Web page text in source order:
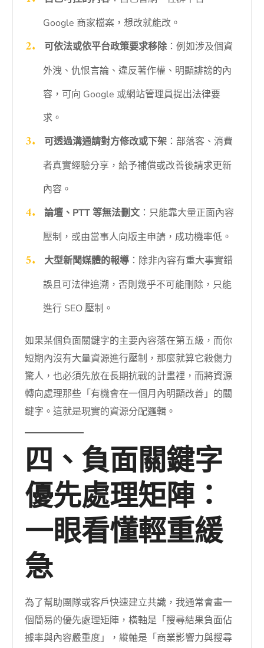
Google 商家檔案，想改就能改。
可依法或依平台政策要求移除：例如涉及個資
外洩、仇恨言論、違反著作權、明顯誹謗的內
容，可向 Google 或網站管理員提出法律要
求。
可透過溝通請對方修改或下架：部落客、消費
者真實經驗分享，給予補償或改善後請求更新
內容。
論壇、PTT 等無法刪文：只能靠大量正面內容
壓制，或由當事人向版主申請，成功機率低。
大型新聞媒體的報導：除非內容有重大事實錯
誤且可法律追溯，否則幾乎不可能刪除，只能
進行 SEO 壓制。
如果某個負面關鍵字的主要內容落在第五級，而你
短期內沒有大量資源進行壓制，那麼就算它殺傷力
驚人，也必須先放在長期抗戰的計畫裡，而將資源
轉向處理那些「有機會在一個月內明顯改善」的關
鍵字。這就是現實的資源分配邏輯。
四、負面關鍵字
優先處理矩陣：
一眼看懂輕重緩
急
為了幫助團隊或客戶快速建立共識，我通常會畫一
個簡易的優先處理矩陣，橫軸是「搜尋結果負面佔
據率與內容嚴重度」，縱軸是「商業影響力與搜尋